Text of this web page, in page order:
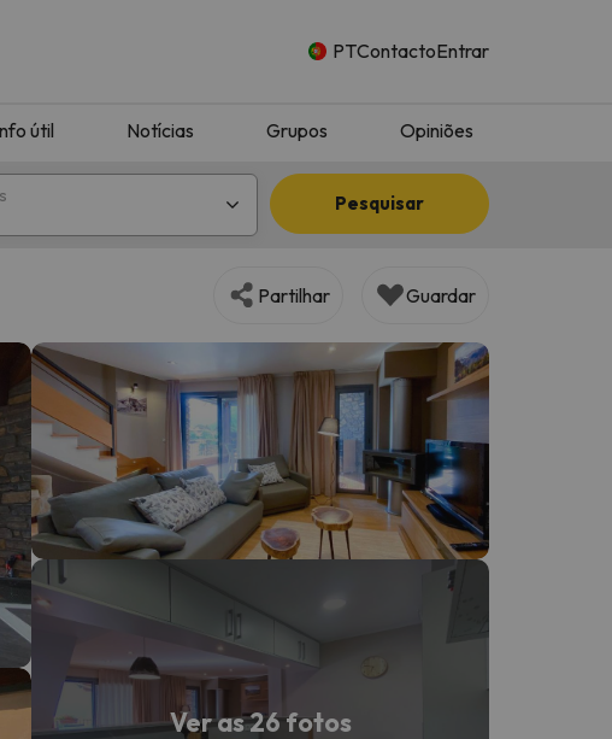
PTContactoEntrar
útil Notícias Grupos Opiniões
Pesquisar
Partilhar Guardar
Ver as 26 fotos